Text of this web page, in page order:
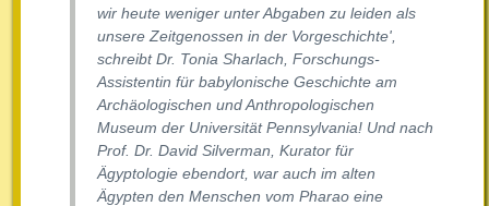
wir heute weniger unter Abgaben zu leiden als
unsere Zeitgenossen in der Vorgeschichte',
schreibt Dr. Tonia Sharlach, Forschungs-
Assistentin für babylonische Geschichte am
Archäologischen und Anthropologischen
Museum der Universität Pennsylvania! Und nach
Prof. Dr. David Silverman, Kurator für
Ägyptologie ebendort, war auch im alten
Ägypten den Menschen vom Pharao eine